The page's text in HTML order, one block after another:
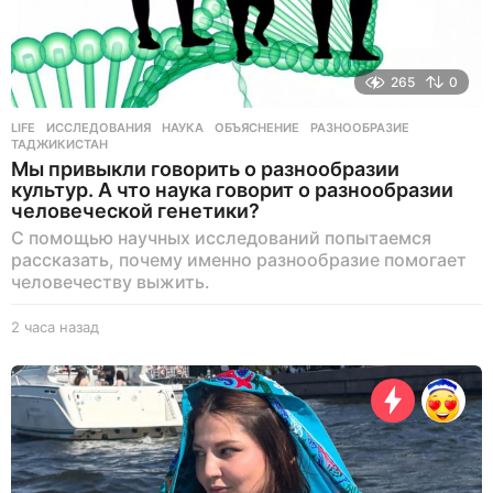
265 0
LIFE ИССЛЕДОВАНИЯ ,НАУКА ,ОБЪЯСНЕНИЕ ,РАЗНООБРАЗИЕ
ТАДЖИКИСТАН
Мы привыкли говорить о разнообразии
культур. А что наука говорит о разнообразии
человеческой генетики?
С помощью научных исследований попытаемся
рассказать, почему именно разнообразие помогает
человечеству выжить.
2 часа назад
а
с
а
з
а